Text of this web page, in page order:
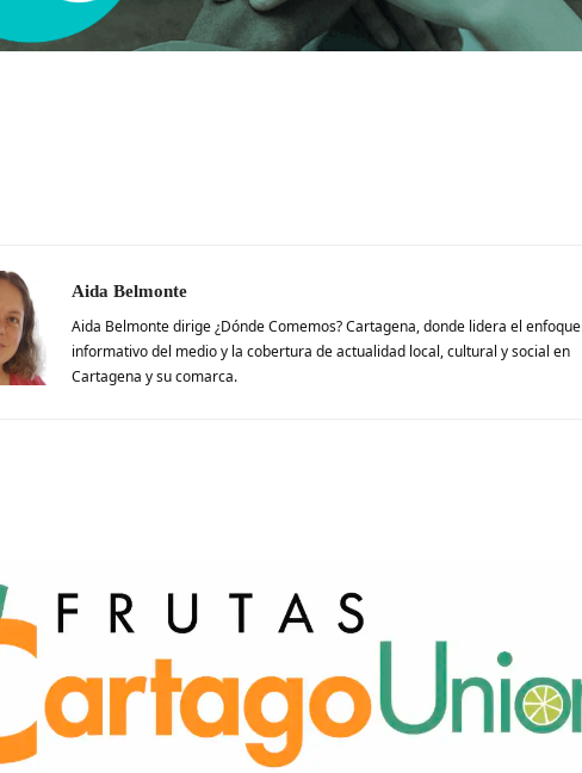
Aida Belmonte
Aida Belmonte dirige ¿Dónde Comemos? Cartagena, donde lidera el enfoque
informativo del medio y la cobertura de actualidad local, cultural y social en
Cartagena y su comarca.